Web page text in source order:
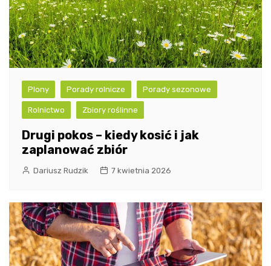
Plony Porady rolnicze Porady sezonowe
Rolnictwo Zbiory roślinne
Drugi pokos – kiedy kosić i jak
zaplanować zbiór
Dariusz Rudzik 7 kwietnia 2026